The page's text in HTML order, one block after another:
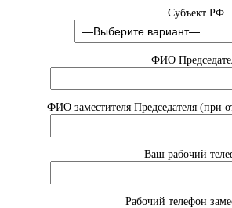
Субъект РФ
ФИО
ФИО заместителя Председателя (при
Ваш рабочий
Рабочий телефон